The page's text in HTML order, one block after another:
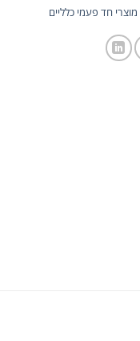
מוצרי חד פעמי כלליים